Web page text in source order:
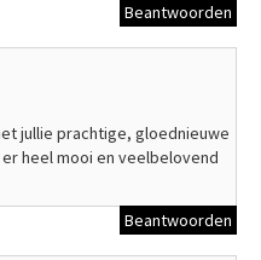
Beantwoorden
jullie prachtige, gloednieuwe
heel mooi en veelbelovend
Beantwoorden